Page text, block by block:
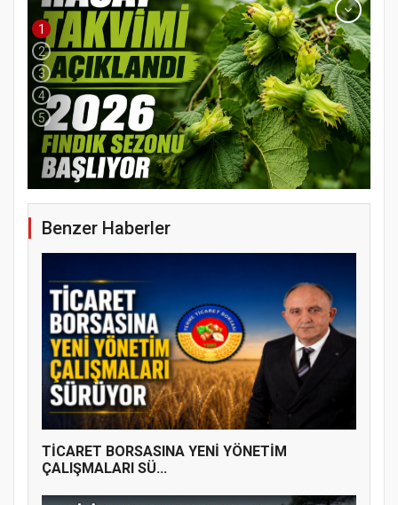
YENİ PARTİ TERME İLÇE BAŞKANLIĞINDA
ÜYE KATILIM PROGRAMI
1
2
3
4
5
Benzer Haberler
TİCARET BORSASINA YENİ YÖNETİM
ÇALIŞMALARI SÜ...